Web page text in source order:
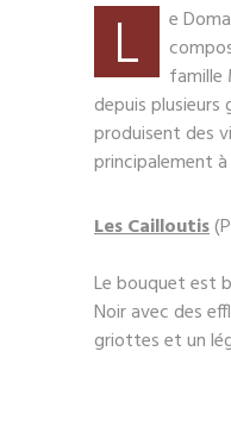
L
e
famille
depuis plusieurs
produisent des
principalement
Les Cailloutis
Le bouquet est
Noir avec des
griottes et un